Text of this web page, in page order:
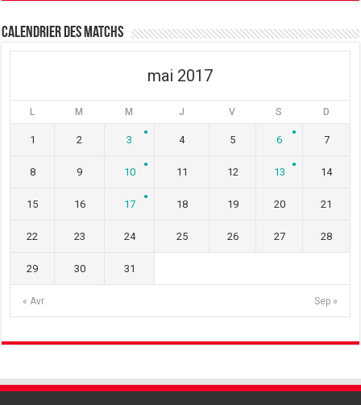
Calendrier des matchs
mai 2017
L M M J V S D
« Avr Sep »
1 2 3 4 5 6 7
8 9 10 11 12 13 14
15 16 17 18 19 20 21
22 23 24 25 26 27 28
29 30 31